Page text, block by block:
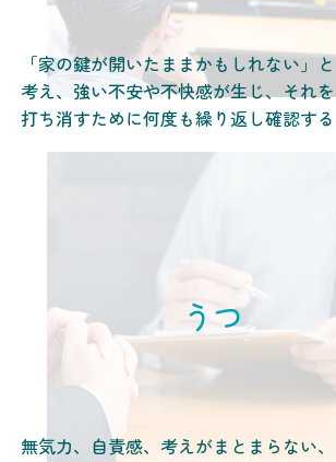
「家の鍵が開いたままかもしれない」と
考え、強い不安や不快感が生じ、それを
打ち消すために何度も繰り返し確認する
うつ
無気力、自責感、考えがまとまらない、